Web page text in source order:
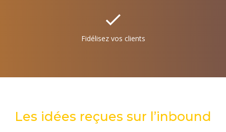
Fidélisez vos clients
Les idées reçues sur l’inbound